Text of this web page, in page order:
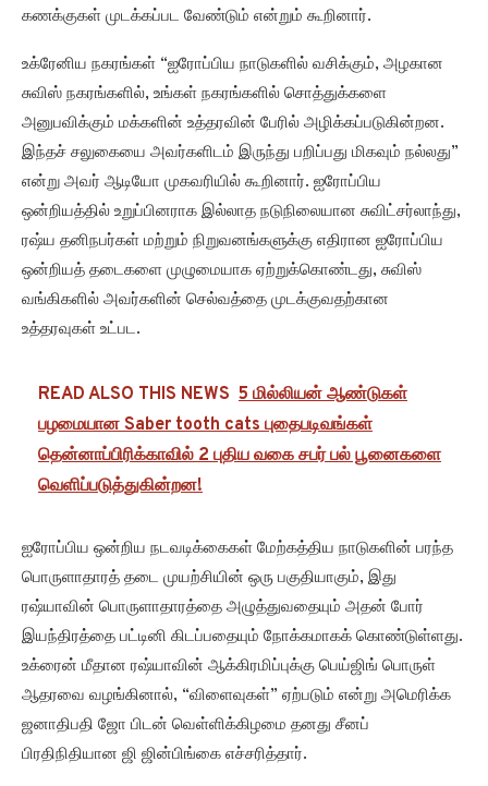
கணக்குகள் முடக்கப்பட வேண்டும் என்றும் கூறினார்.
உக்ரேனிய நகரங்கள் “ஐரோப்பிய நாடுகளில் வசிக்கும், அழகான
சுவிஸ் நகரங்களில், உங்கள் நகரங்களில் சொத்துக்களை
அனுபவிக்கும் மக்களின் உத்தரவின் பேரில் அழிக்கப்படுகின்றன.
இந்தச் சலுகையை அவர்களிடம் இருந்து பறிப்பது மிகவும் நல்லது”
என்று அவர் ஆடியோ முகவரியில் கூறினார். ஐரோப்பிய
ஒன்றியத்தில் உறுப்பினராக இல்லாத நடுநிலையான சுவிட்சர்லாந்து,
ரஷ்ய தனிநபர்கள் மற்றும் நிறுவனங்களுக்கு எதிரான ஐரோப்பிய
ஒன்றியத் தடைகளை முழுமையாக ஏற்றுக்கொண்டது, சுவிஸ்
வங்கிகளில் அவர்களின் செல்வத்தை முடக்குவதற்கான
உத்தரவுகள் உட்பட.
READ ALSO THIS NEWS 5 மில்லியன் ஆண்டுகள்
பழமையான Saber tooth cats புதைபடிவங்கள்
தென்னாப்பிரிக்காவில் 2 புதிய வகை சபர் பல் பூனைகளை
வெளிப்படுத்துகின்றன!
ஐரோப்பிய ஒன்றிய நடவடிக்கைகள் மேற்கத்திய நாடுகளின் பரந்த
பொருளாதாரத் தடை முயற்சியின் ஒரு பகுதியாகும், இது
ரஷ்யாவின் பொருளாதாரத்தை அழுத்துவதையும் அதன் போர்
இயந்திரத்தை பட்டினி கிடப்பதையும் நோக்கமாகக் கொண்டுள்ளது.
உக்ரைன் மீதான ரஷ்யாவின் ஆக்கிரமிப்புக்கு பெய்ஜிங் பொருள்
ஆதரவை வழங்கினால், “விளைவுகள்” ஏற்படும் என்று அமெரிக்க
ஜனாதிபதி ஜோ பிடன் வெள்ளிக்கிழமை தனது சீனப்
பிரதிநிதியான ஜி ஜின்பிங்கை எச்சரித்தார்.